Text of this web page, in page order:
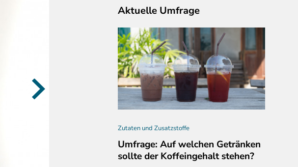
Aktuelle Umfrage
Zutaten und Zusatzstoffe
Umfrage: Auf welchen Getränken
sollte der Koffeingehalt stehen?